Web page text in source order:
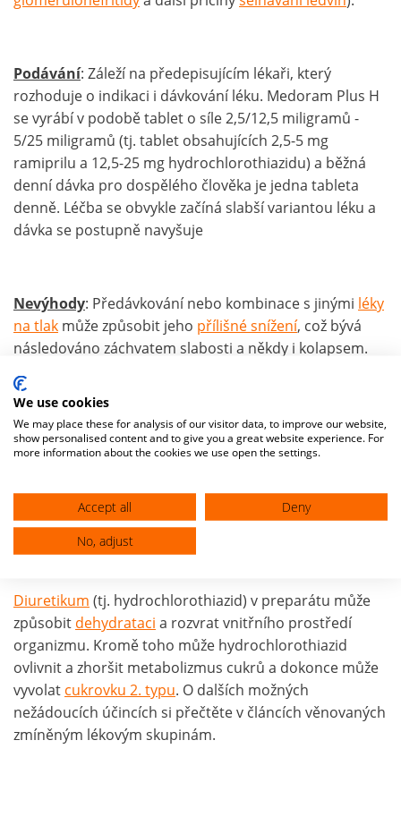
Podávání: Záleží na předepisujícím lékaři, který
rozhoduje o indikaci i dávkování léku. Medoram Plus H
se vyrábí v podobě tablet o síle 2,5/12,5 miligramů -
5/25 miligramů (tj. tablet obsahujících 2,5-5 mg
ramiprilu a 12,5-25 mg hydrochlorothiazidu) a běžná
denní dávka pro dospělého člověka je jedna tableta
denně. Léčba se obvykle začíná slabší variantou léku a
dávka se postupně navyšuje
Nevýhody: Předávkování nebo kombinace s jinými léky
na tlak může způsobit jeho přílišné snížení, což bývá
následováno záchvatem slabosti a někdy i kolapsem.
sloučenin.
ACE-Inhibitoryobecně mají efekt na hladinu draslíku v
krvi, kterou zvyšují a při kombinaci s jinými léky (např. s
závažným, ale častým a výrazně obtěžujícím
nežádoucím účinkem je nepříjemný suchýkašel, který
je běžným důvodem vysazení léku. Podávání v
Diuretikum (tj. hydrochlorothiazid) v preparátu může
způsobit dehydrataci a rozvrat vnitřního prostředí
organizmu. Kromě toho může hydrochlorothiazid
ovlivnit a zhoršit metabolizmus cukrů a dokonce může
vyvolat cukrovku 2. typu. O dalších možných
nežádoucích účincích si přečtěte v článcích věnovaných
zmíněným lékovým skupinám.
We use cookies
We may place these for analysis of our visitor data, to improve our website,
show personalised content and to give you a great website experience. For
more information about the cookies we use open the settings.
Accept all
Deny
No, adjust